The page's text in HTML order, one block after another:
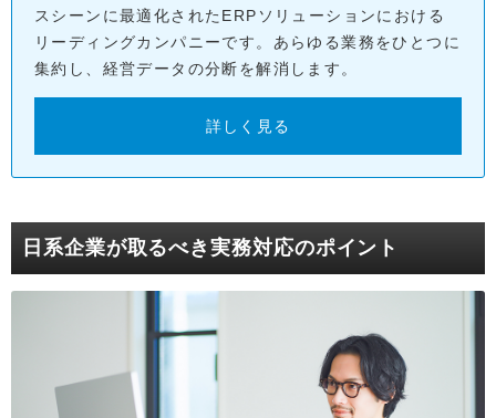
スシーンに最適化されたERPソリューションにおける
リーディングカンパニーです。あらゆる業務をひとつに
集約し、経営データの分断を解消します。
詳しく見る
日系企業が取るべき実務対応のポイント